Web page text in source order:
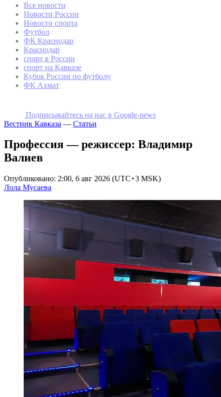
Все новости
Новости России
Новости спорта
Футбол
ФК Краснодар
Краснодар
спорт в России
спорт на Кавказе
Кубок России по футболу
ФК Ахмат
Подписывайтесь на наc в Google-news
Вестник Кавказа — Статьи
Профессия — режиссер: Владимир
Валиев
Опубликовано: 2:00, 6 авг 2026 (UTC+3 MSK)
Лола Мусаева